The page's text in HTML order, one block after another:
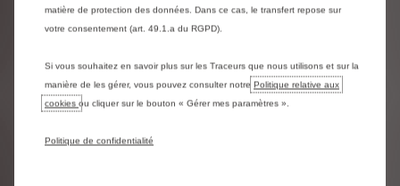
matière de protection des données. Dans ce cas, le transfert repose sur
votre consentement (art. 49.1.a du RGPD).
Si vous souhaitez en savoir plus sur les Traceurs que nous utilisons et sur la
manière de les gérer, vous pouvez consulter notre Politique relative aux
cookies ou cliquer sur le bouton « Gérer mes paramètres ».
Politique de confidentialité